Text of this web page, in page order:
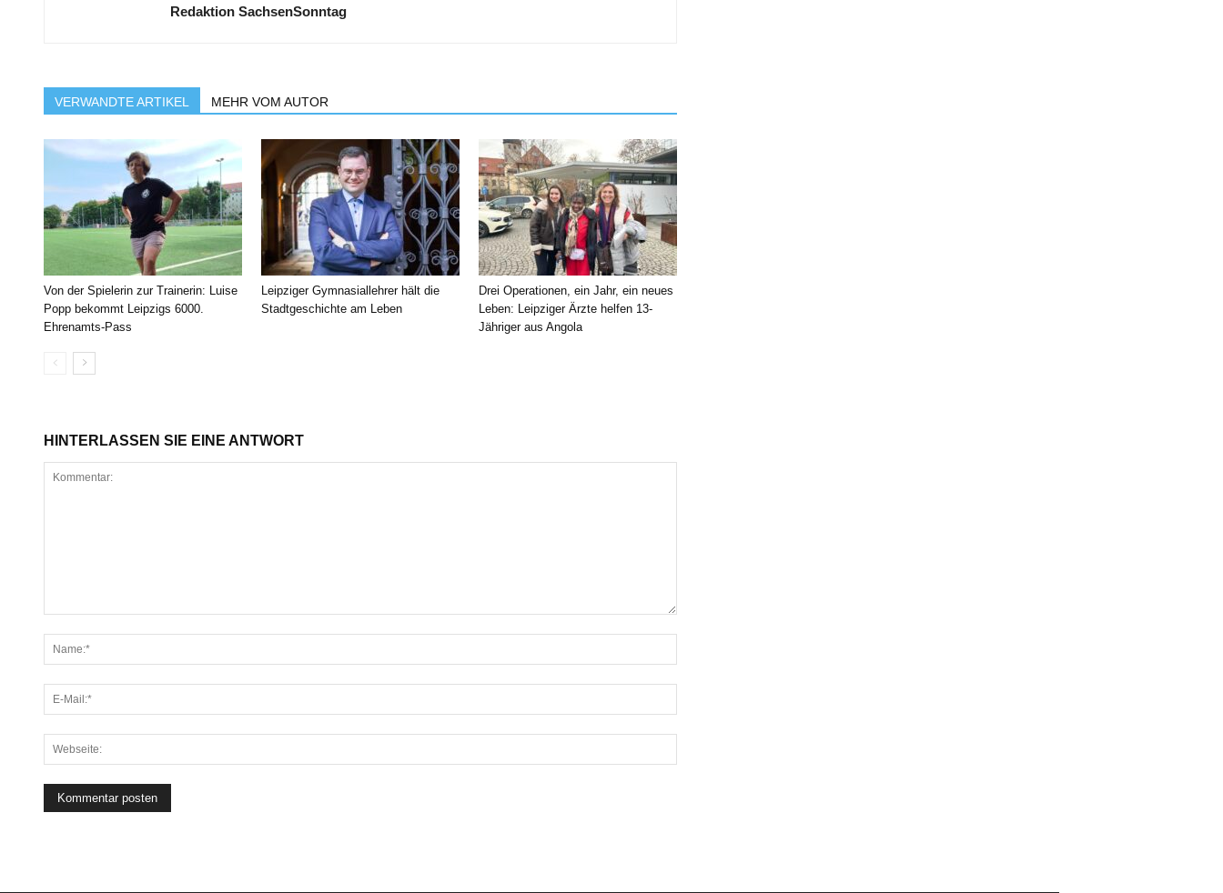
Redaktion SachsenSonntag
VERWANDTE ARTIKEL MEHR VOM AUTOR
Von der Spielerin zur Trainerin: Luise
Popp bekommt Leipzigs 6000.
Ehrenamts-Pass
Leipziger Gymnasiallehrer hält die
Stadtgeschichte am Leben
Drei Operationen, ein Jahr, ein neues
Leben: Leipziger Ärzte helfen 13-
Jähriger aus Angola
HINTERLASSEN SIE EINE ANTWORT